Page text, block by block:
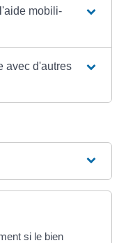
mobili-
avec d'autres
si le bien